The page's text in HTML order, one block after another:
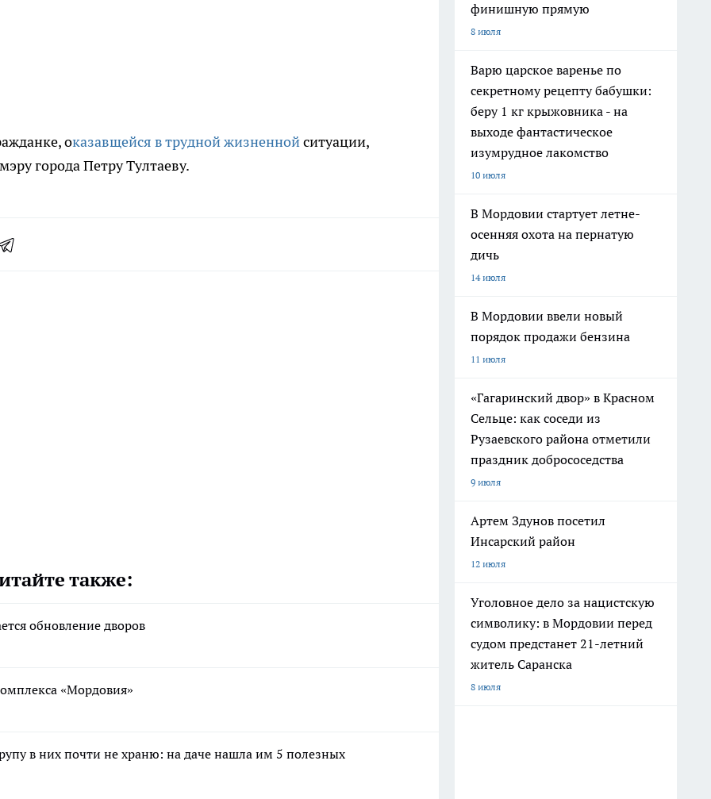
оказавщейся в трудной жизненнойситуации,
города Петру Тултаеву.
также:
обновление дворов
«Мордовия»
в них почти не храню: на даче нашла им 5 полезных
финишную прямую
8 июля
Варю царское варенье по
секретному рецепту бабушки:
беру 1 кг крыжовника - на
выходе фантастическое
изумрудное лакомство
10 июля
В Мордовии стартует летне-
осенняя охота на пернатую
дичь
14 июля
В Мордовии ввели новый
порядок продажи бензина
11 июля
«Гагаринский двор» в Красном
Сельце: как соседи из
Рузаевского района отметили
праздник добрососедства
9 июля
Артем Здунов посетил
Инсарский район
12 июля
Уголовное дело за нацистскую
символику: в Мордовии перед
судом предстанет 21-летний
житель Саранска
8 июля